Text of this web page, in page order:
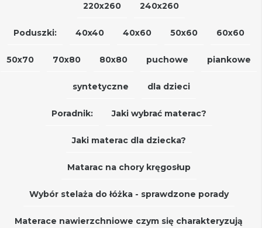
220x260 240x260
Poduszki: 40x40 40x60 50x60 60x60
50x70 70x80 80x80 puchowe piankowe
syntetyczne dla dzieci
Poradnik: Jaki wybrać materac?
Jaki materac dla dziecka?
Matarac na chory kręgosłup
Wybór stelaża do łóżka - sprawdzone porady
Materace nawierzchniowe czym się charakteryzują